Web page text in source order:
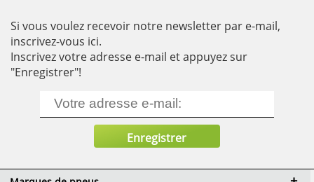
Si vous voulez recevoir notre newsletter par e-mail,
inscrivez-vous ici.
Inscrivez votre adresse e-mail et appuyez sur
"Enregistrer"!